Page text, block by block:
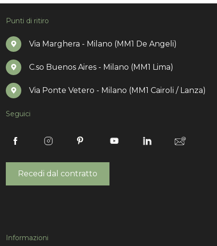
Punti di ritiro
Via Marghera - Milano (MM1 De Angeli)
C.so Buenos Aires - Milano (MM1 Lima)
Via Ponte Vetero - Milano (MM1 Cairoli / Lanza)
Seguici
Recedi dal contratto
Informazioni